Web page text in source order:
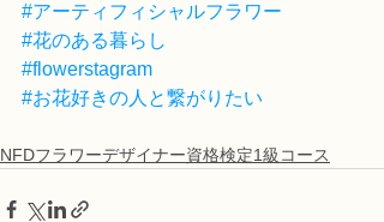
#アーティフィシャルフラワー
#花のある暮らし
#flowerstagram
#お花好きの人と繋がりたい
NFDフラワーデザイナー資格検定1級コース